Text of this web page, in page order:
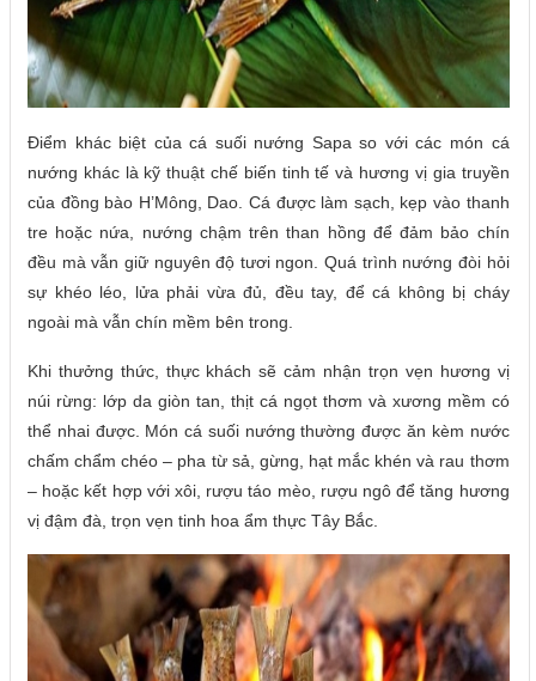
Điểm khác biệt của cá suối nướng Sapa so với các món cá
nướng khác là kỹ thuật chế biến tinh tế và hương vị gia truyền
của đồng bào H’Mông, Dao. Cá được làm sạch, kẹp vào thanh
tre hoặc nứa, nướng chậm trên than hồng để đảm bảo chín
đều mà vẫn giữ nguyên độ tươi ngon. Quá trình nướng đòi hỏi
sự khéo léo, lửa phải vừa đủ, đều tay, để cá không bị cháy
ngoài mà vẫn chín mềm bên trong.
Khi thưởng thức, thực khách sẽ cảm nhận trọn vẹn hương vị
núi rừng: lớp da giòn tan, thịt cá ngọt thơm và xương mềm có
thể nhai được. Món cá suối nướng thường được ăn kèm nước
chấm chẩm chéo – pha từ sả, gừng, hạt mắc khén và rau thơm
– hoặc kết hợp với xôi, rượu táo mèo, rượu ngô để tăng hương
vị đậm đà, trọn vẹn tinh hoa ẩm thực Tây Bắc.